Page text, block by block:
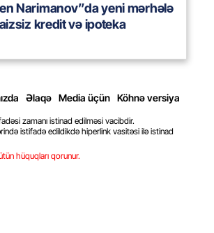
Narimanov”da yeni mərhələ
kredit və ipoteka
Əlaqə Media üçün Köhnə versiya
zamanı istinad edilməsi vacibdir.
istifadə edildikdə hiperlink vasitəsi ilə istinad
hüquqları qorunur.